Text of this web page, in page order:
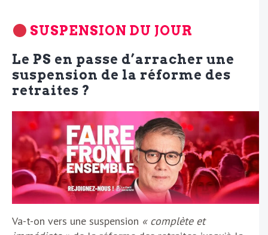
SUSPENSION DU JOUR
Le PS en passe d’arracher une
suspension de la réforme des
retraites ?
Va-t-on vers une suspension « complète et